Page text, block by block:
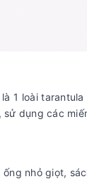
là 1 loài
sử dụng các
ống nhỏ giọt,